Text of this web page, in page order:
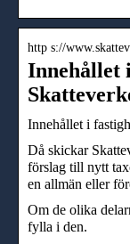
http s://
Innehållet
Innehållet i
Då skickar
förslag till nytt
en allmän eller
Om de olika
fylla i den.